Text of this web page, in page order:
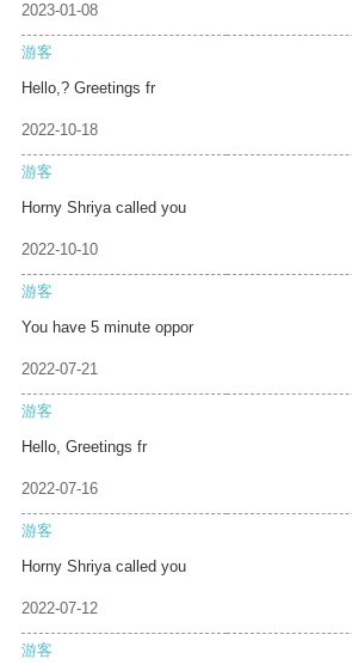
2023-01-08
游客
Hello,? Greetings fr
2022-10-18
游客
Horny Shriya called you
2022-10-10
游客
You have 5 minute oppor
2022-07-21
游客
Hello, Greetings fr
2022-07-16
游客
Horny Shriya called you
2022-07-12
游客